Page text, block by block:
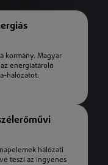
kormány. Magyar
energiatároló
hálózatot.
hálózati
teszi az ingyenes